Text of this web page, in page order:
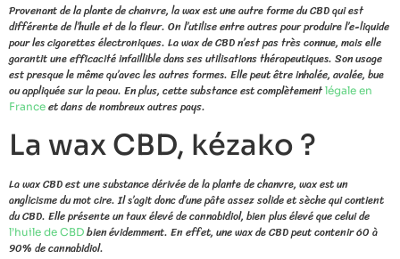
Provenant de la plante de chanvre, la wax est une autre forme du CBD qui est
différente de l’huile et de la fleur. On l’utilise entre autres pour produire l’e-liquide
pour les cigarettes électroniques. La wax de CBD n’est pas très connue, mais elle
garantit une efficacité infaillible dans ses utilisations thérapeutiques. Son usage
est presque le même qu’avec les autres formes. Elle peut être inhalée, avalée, bue
ou appliquée sur la peau. En plus, cette substance est complètement légale en
France et dans de nombreux autres pays.
La wax CBD, kézako ?
La wax CBD est une substance dérivée de la plante de chanvre, wax est un
anglicisme du mot cire. Il s’agit donc d’une pâte assez solide et sèche qui contient
du CBD. Elle présente un taux élevé de cannabidiol, bien plus élevé que celui de
l’huile de CBD bien évidemment. En effet, une wax de CBD peut contenir 60 à
90% de cannabidiol.